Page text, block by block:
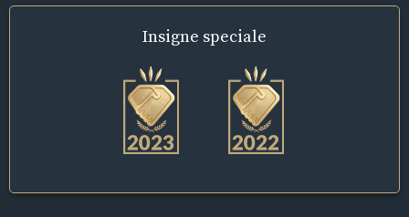
Insigne speciale